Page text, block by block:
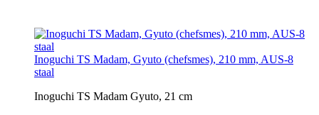
Inoguchi TS Madam, Gyuto (chefsmes), 210 mm, AUS-8
staal
Inoguchi TS Madam Gyuto, 21 cm